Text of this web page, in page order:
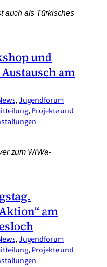
und
am
, Jugendforum
, Projekte und
am
, Jugendforum
, Projekte und